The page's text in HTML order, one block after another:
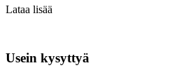
Lataa lisää
Usein kysyttyä